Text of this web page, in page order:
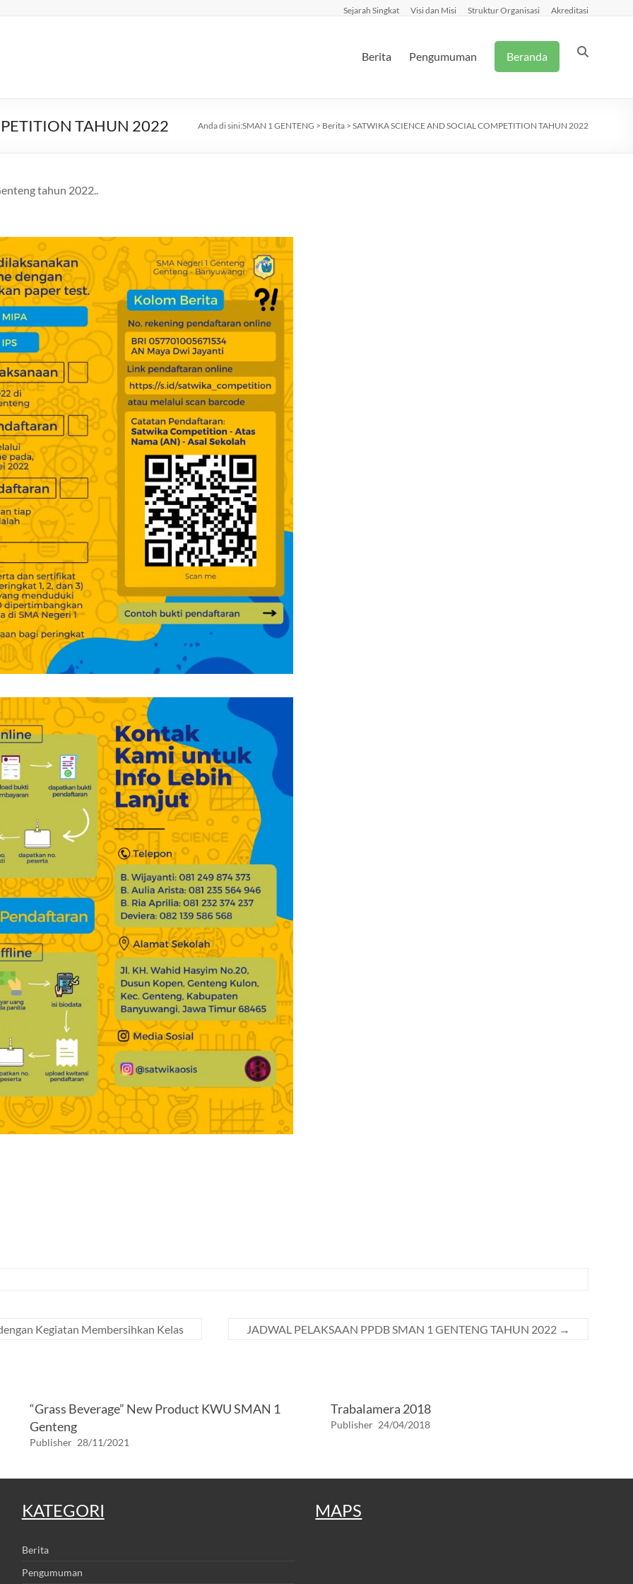
Sejarah Singkat Visi dan Misi Struktur Organisasi Akreditasi
Berita Pengumuman Beranda
TAHUN 2022 Anda di sini:SMAN 1 GENTENG > Berita > SATWIKA SCIENCE AND SOCIAL COMPETITION TAHUN 2022
tahun 2022..
Kegiatan Membersihkan Kelas JADWAL PELAKSAAN PPDB SMAN 1 GENTENG TAHUN 2022 →
“Grass Beverage” New Product KWU SMAN 1
Genteng
Publisher 28/11/2021
Trabalamera 2018
Publisher 24/04/2018
KATEGORI
Berita
Pengumuman
MAPS